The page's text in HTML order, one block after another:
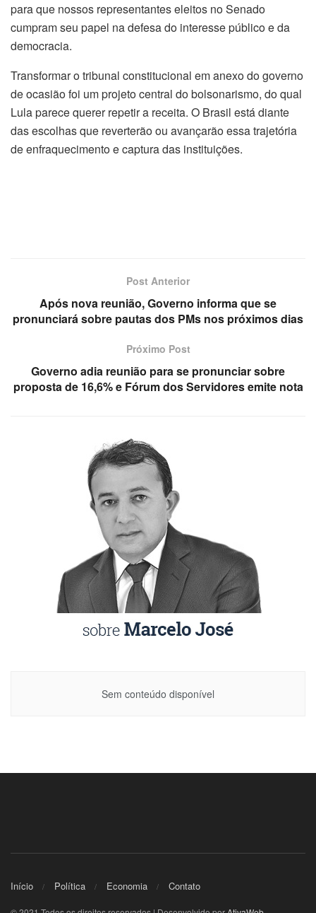
para que nossos representantes eleitos no Senado
cumpram seu papel na defesa do interesse público e da
democracia.
Transformar o tribunal constitucional em anexo do governo
de ocasião foi um projeto central do bolsonarismo, do qual
Lula parece querer repetir a receita. O Brasil está diante
das escolhas que reverterão ou avançarão essa trajetória
de enfraquecimento e captura das instituições.
Post Anterior
Após nova reunião, Governo informa que se
pronunciará sobre pautas dos PMs nos próximos dias
Próximo Post
Governo adia reunião para se pronunciar sobre
proposta de 16,6% e Fórum dos Servidores emite nota
Sem conteúdo disponível
Início Política Economia Contato